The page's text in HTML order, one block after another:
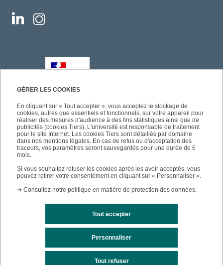
GÉRER LES COOKIES
En cliquant sur « Tout accepter », vous acceptez le stockage de
cookies, autres que essentiels et fonctionnels, sur votre appareil pour
réaliser des mesures d'audience à des fins statistiques ainsi que de
publicités (cookies Tiers). L'université est responsable de traitement
pour le site Internet. Les cookies Tiers sont détaillés par domaine
dans nos mentions légales. En cas de refus ou d'acceptation des
traceurs, vos paramètres seront sauvegardés pour une durée de 6
mois.
Si vous souhaitez refuser les cookies après les avoir acceptés, vous
pouvez retirer votre consentement en cliquant sur « Personnaliser ».
➜ Consultez notre politique en matière de protection des données.
Tout accepter
Tout refuser
Personnaliser
Mentions légales Plan du site